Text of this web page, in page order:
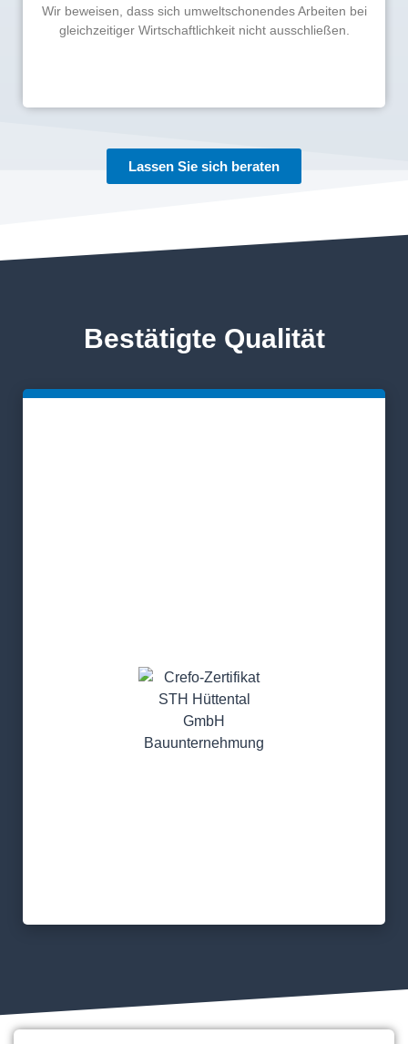
Mehr erfahren
Wir beweisen, dass sich umweltschonendes Arbeiten bei
gleichzeitiger Wirtschaftlichkeit nicht ausschließen.
Jetzt informieren
von Mensch und Natur.
Lassen Sie sich beraten
Bestätigte Qualität